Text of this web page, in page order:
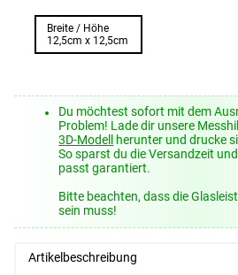
Breite / Höhe
12,5cm x 12,5cm
Du möchtest sofort mit dem
Problem! Lade dir unsere
3D-Modell
herunter und drucke
So sparst du die Versandzeit
passt garantiert.
Bitte beachten, dass die
sein muss!
Artikelbeschreibung